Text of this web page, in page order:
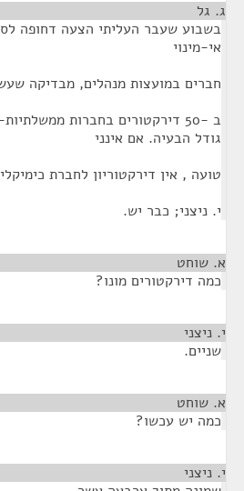
ג. גל
בשבוע שעבר העליתי הצעה דחופה
אי-מינוי
חברים במועצות מנהלים, מבדיקה
ב -50 דירקטורים בחברות
גודל הבעיה. אם אינני
טועה , אין דירקטוריון לחברת
י. ניצני; כבר יש.
א. שוחט
כמה דירקטורים מונו?
י. ניצני
שניים.
א. שוחט
כמה יש עכשו?
י. ניצני